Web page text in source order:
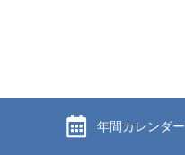
年間カレンダー